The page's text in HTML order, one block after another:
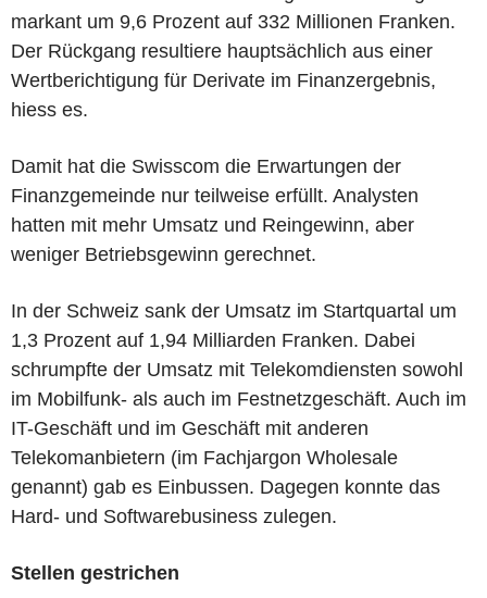
markant um 9,6 Prozent auf 332 Millionen Franken.
Der Rückgang resultiere hauptsächlich aus einer
Wertberichtigung für Derivate im Finanzergebnis,
hiess es.
Damit hat die Swisscom die Erwartungen der
Finanzgemeinde nur teilweise erfüllt. Analysten
hatten mit mehr Umsatz und Reingewinn, aber
weniger Betriebsgewinn gerechnet.
In der Schweiz sank der Umsatz im Startquartal um
1,3 Prozent auf 1,94 Milliarden Franken. Dabei
schrumpfte der Umsatz mit Telekomdiensten sowohl
im Mobilfunk- als auch im Festnetzgeschäft. Auch im
IT-Geschäft und im Geschäft mit anderen
Telekomanbietern (im Fachjargon Wholesale
genannt) gab es Einbussen. Dagegen konnte das
Hard- und Softwarebusiness zulegen.
Stellen gestrichen